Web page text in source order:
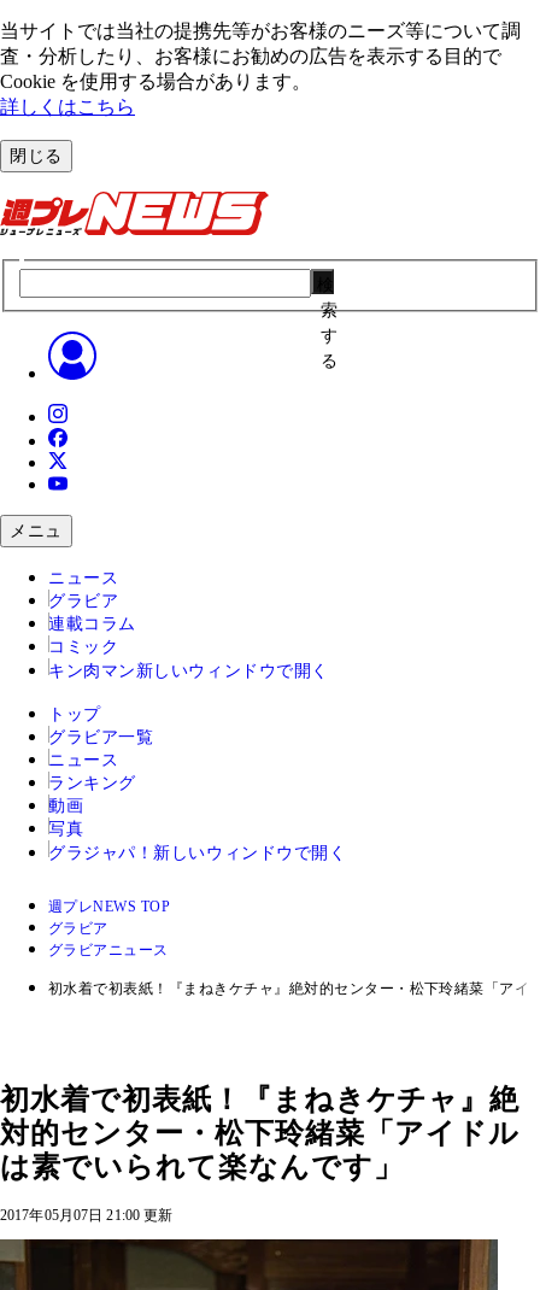
当サイトでは当社の提携先等がお客様のニーズ等について調
査・分析したり、お客様にお勧めの広告を表⽰する⽬的で
Cookie を使⽤する場合があります。
詳しくはこちら
閉じる
索
す
る
メニュ
ニュース
グラビア
連載コラム
コミック
キン肉マン 新しいウィンドウで開く
トップ
グラビア一覧
ニュース
ランキング
動画
写真
グラジャパ！ 新しいウィンドウで開く
週プレNEWS TOP
グラビア
グラビアニュース
初水着で初表紙！『まねきケチャ』絶対的センター・松下玲緒菜「アイ
初水着で初表紙！『まねきケチャ』絶
対的センター・松下玲緒菜「アイドル
は素でいられて楽なんです」
2017年05月07日 21:00 更新